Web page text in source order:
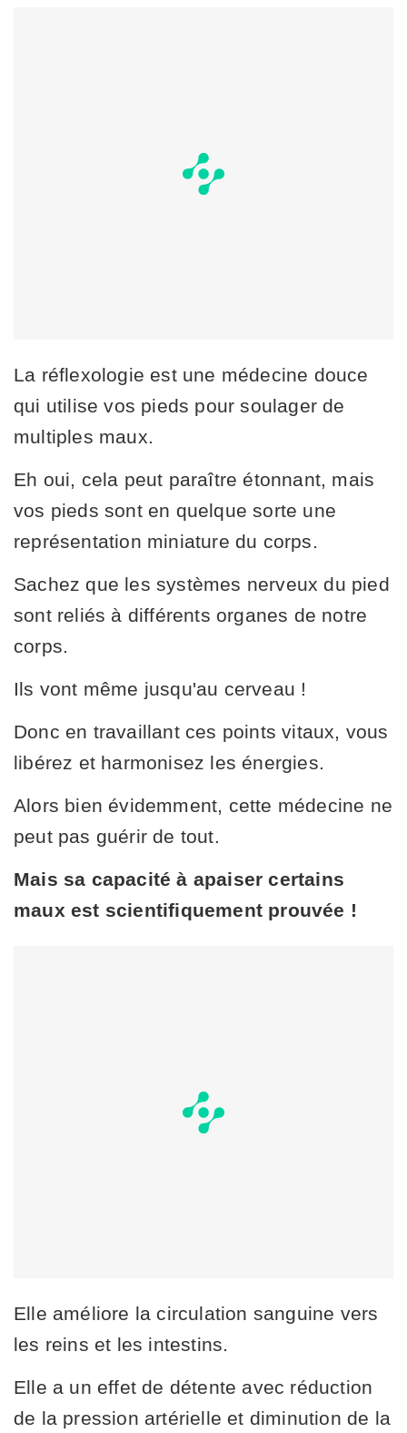
La réflexologie est une médecine douce
qui utilise vos pieds pour soulager de
multiples maux.
Eh oui, cela peut paraître étonnant, mais
vos pieds sont en quelque sorte une
représentation miniature du corps.
Sachez que les systèmes nerveux du pied
sont reliés à différents organes de notre
corps.
Ils vont même jusqu'au cerveau !
Donc en travaillant ces points vitaux, vous
libérez et harmonisez les énergies.
Alors bien évidemment, cette médecine ne
peut pas guérir de tout.
Mais sa capacité à apaiser certains
maux est scientifiquement prouvée !
Elle améliore la circulation sanguine vers
les reins et les intestins.
Elle a un effet de détente avec réduction
de la pression artérielle et diminution de la